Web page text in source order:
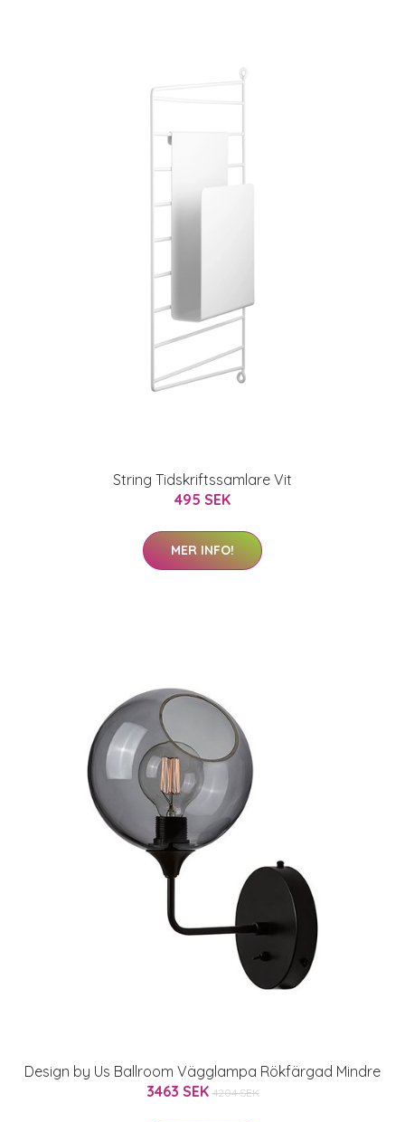
String Tidskriftssamlare Vit
495 SEK
MER INFO!
Design by Us Ballroom Vägglampa Rökfärgad Mindre
3463 SEK 4204 SEK